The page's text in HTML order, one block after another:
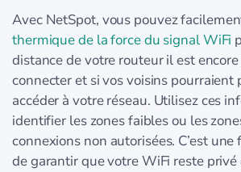
Avec NetSpot, vous pouvez
thermique de la force du signal WiFi
distance de votre routeur il est
connecter et si vos voisins
accéder à votre réseau. Utilisez ces
identifier les zones faibles ou les
connexions non autorisées. C’est
de garantir que votre WiFi reste privé